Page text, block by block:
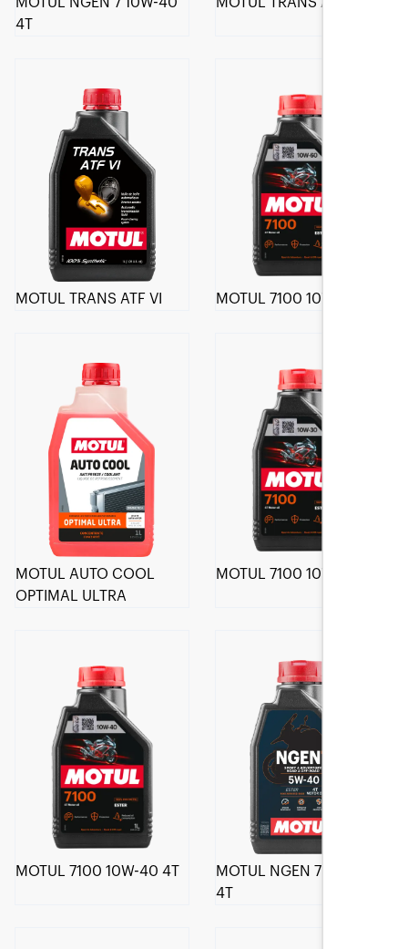
4T
MOTUL TRANS ATF VI MOTUL 7100 10W-60 4T
MOTUL AUTO COOL
OPTIMAL ULTRA
MOTUL 7100 10W-30 4T
MOTUL 7100 10W-40 4T
MOTUL NGEN 7 5W-40
4T